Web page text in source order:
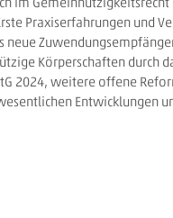
Praxiserfahrungen und
neue
Körperschaften durch
2024, weitere offene
Entwicklungen